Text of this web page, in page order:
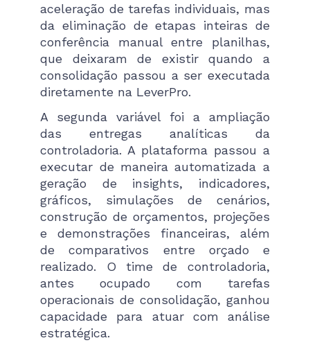
aceleração de tarefas individuais, mas
da eliminação de etapas inteiras de
conferência manual entre planilhas,
que deixaram de existir quando a
consolidação passou a ser executada
diretamente na LeverPro.
A segunda variável foi a ampliação
das entregas analíticas da
controladoria. A plataforma passou a
executar de maneira automatizada a
geração de insights, indicadores,
gráficos, simulações de cenários,
construção de orçamentos, projeções
e demonstrações financeiras, além
de comparativos entre orçado e
realizado. O time de controladoria,
antes ocupado com tarefas
operacionais de consolidação, ganhou
capacidade para atuar com análise
estratégica.